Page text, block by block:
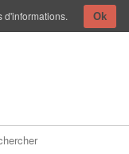
d'informations. Ok